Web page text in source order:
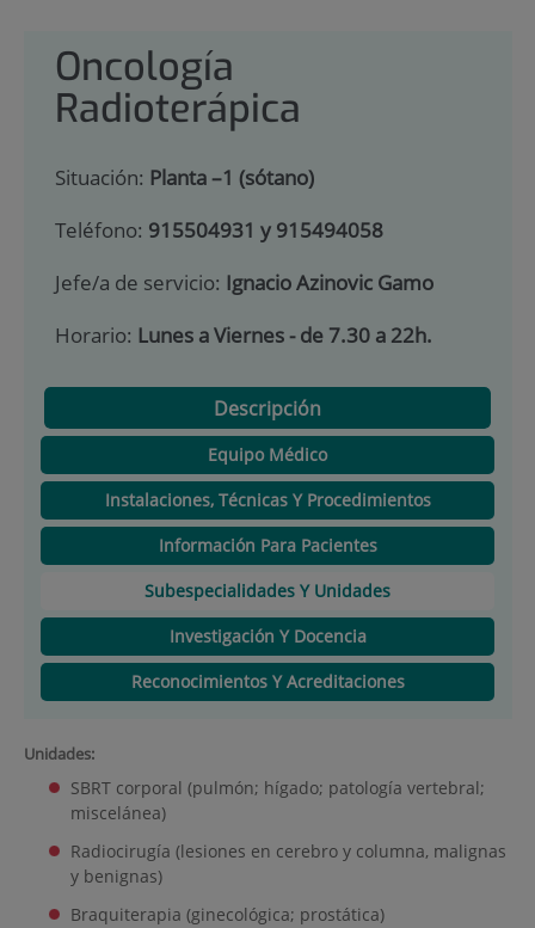
Oncología
Radioterápica
Situación: Planta –1 (sótano)
Teléfono: 915504931 y 915494058
Jefe/a de servicio: Ignacio Azinovic Gamo
Horario: Lunes a Viernes - de 7.30 a 22h.
Descripción
Equipo Médico
Instalaciones, Técnicas Y Procedimientos
Información Para Pacientes
Subespecialidades Y Unidades
Investigación Y Docencia
Reconocimientos Y Acreditaciones
Unidades:
SBRT corporal (pulmón; hígado; patología vertebral;
miscelánea)
Radiocirugía (lesiones en cerebro y columna, malignas
y benignas)
Braquiterapia (ginecológica; prostática)